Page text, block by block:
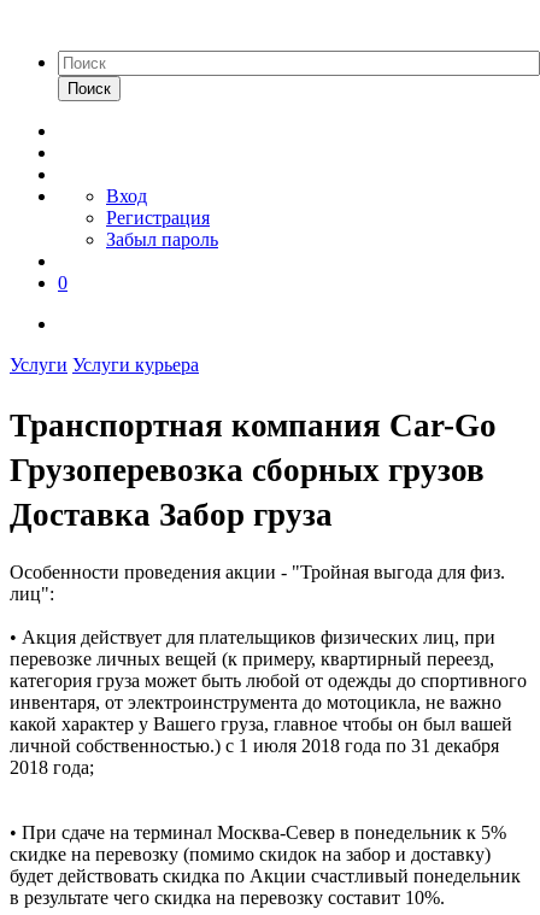
Поиск
Вход
Регистрация
Забыл пароль
0
Услуги Услуги курьера
Транспортная компания Car-Go
Грузоперевозка сборных грузов
Доставка Забор груза
Особенности проведения акции - "Тройная выгода для физ.
лиц":
• Акция действует для плательщиков физических лиц, при
перевозке личных вещей (к примеру, квартирный переезд,
категория груза может быть любой от одежды до спортивного
инвентаря, от электроинструмента до мотоцикла, не важно
какой характер у Вашего груза, главное чтобы он был вашей
личной собственностью.) с 1 июля 2018 года по 31 декабря
2018 года;
• При сдаче на терминал Москва-Север в понедельник к 5%
скидке на перевозку (помимо скидок на забор и доставку)
будет действовать скидка по Акции счастливый понедельник
в результате чего скидка на перевозку составит 10%.